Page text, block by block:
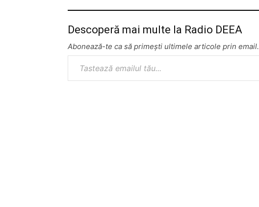
Descoperă mai multe la Radio DEEA
Abonează-te ca să primești ultimele articole prin email.
Tastează emailul tău...